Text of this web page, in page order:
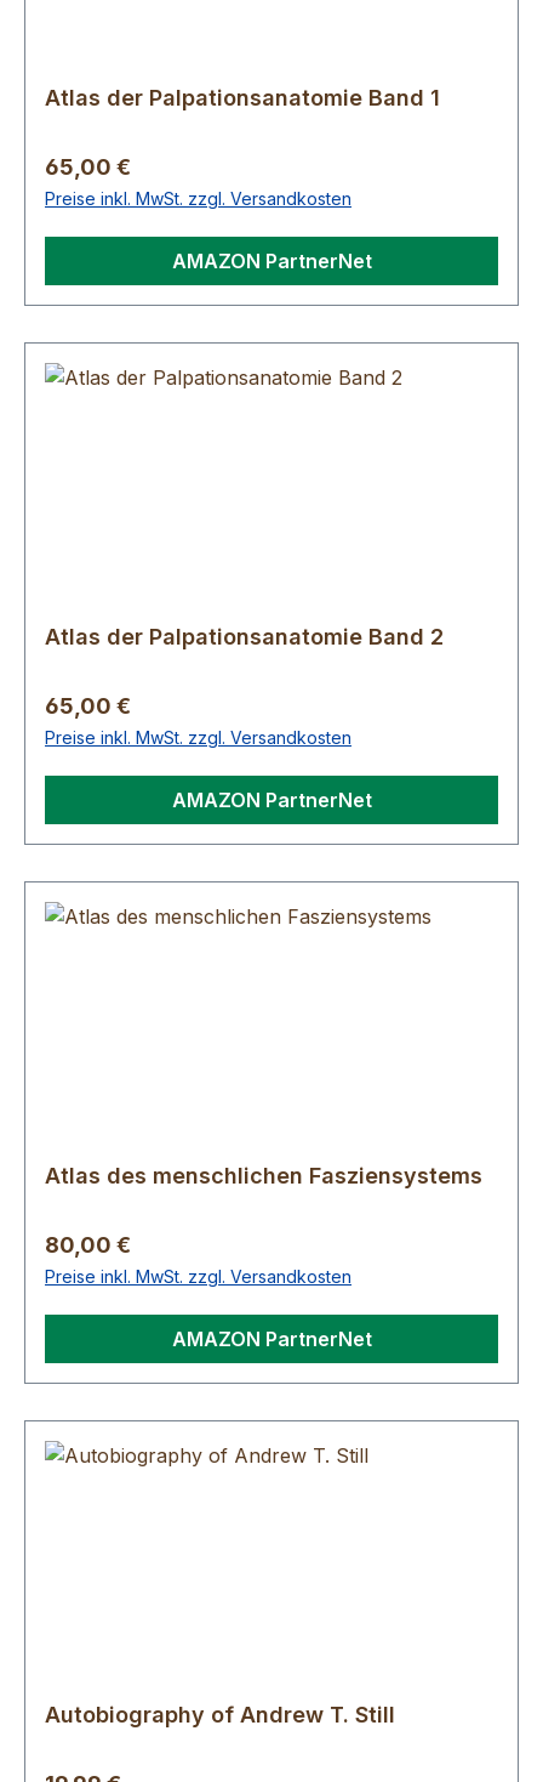
Atlas der Palpationsanatomie Band 1
Regulärer Preis:
65,00 €
Preise inkl. MwSt. zzgl. Versandkosten
AMAZON PartnerNet
Atlas der Palpationsanatomie Band 2
Regulärer Preis:
65,00 €
Preise inkl. MwSt. zzgl. Versandkosten
AMAZON PartnerNet
Atlas des menschlichen Fasziensystems
Regulärer Preis:
80,00 €
Preise inkl. MwSt. zzgl. Versandkosten
AMAZON PartnerNet
Autobiography of Andrew T. Still